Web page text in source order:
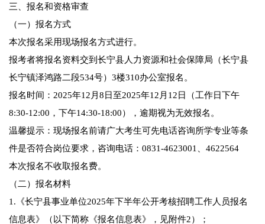
三、报名和资格审查
（一）报名方式
本次报名采用现场报名方式进行。
报考者将报名资料交到长宁县人力资源和社会保障局（长宁县
长宁镇泽鸿路二段534号）3楼310办公室报名。
报名时间：2025年12月8日至2025年12月12日（工作日下午
8:30-12:00，下午14:30-18:00），逾期视为无效报名。
温馨提示：现场报名前请广大考生可先电话咨询所学专业等条
件是否符合岗位要求，咨询电话：0831-4623001、4622564
本次报名不收取报名费。
（二）报名材料
1.《长宁县事业单位2025年下半年公开考核招聘工作人员报名
信息表》（以下简称《报名信息表》，见附件2）；